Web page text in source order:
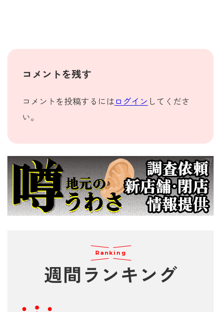
コメントを残す
コメントを投稿するには ログイン してくださ
い。
Ranking
週間 ランキング